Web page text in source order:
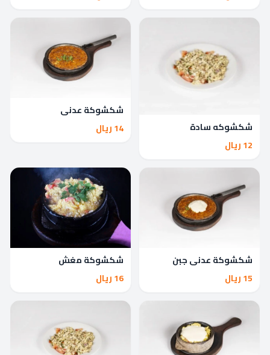
شكشوكه سادة
12 ريال
شكشوكة عدني
14 ريال
شكشوكة عدني جبن
15 ريال
شكشوكة مغش
16 ريال